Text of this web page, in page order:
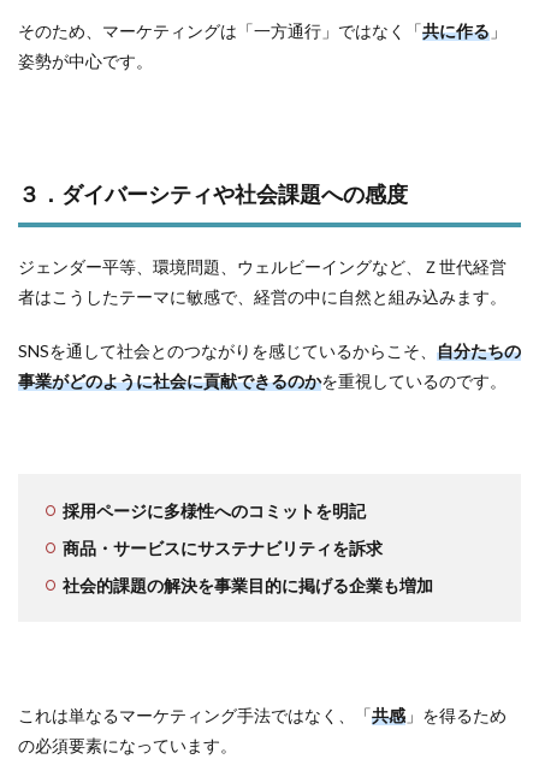
そのため、マーケティングは「一方通行」ではなく「共に作る 」
姿勢が中心です。
３．ダイバーシティや社会課題への感度
ジェンダー平等、環境問題、ウェルビーイングなど、Ｚ世代経営
者はこうしたテーマに敏感で、経営の中に自然と組み込みます。
SNSを通して社会とのつながりを感じているからこそ、 自分たちの
事業がどのように社会に貢献できるのかを重視しているのです。
採用ページに多様性へのコミットを明記
商品・サービスにサステナビリティを訴求
社会的課題の解決を事業目的に掲げる企業も増加
これは単なるマーケティング手法ではなく、「共感 」を得るため
の必須要素になっています。